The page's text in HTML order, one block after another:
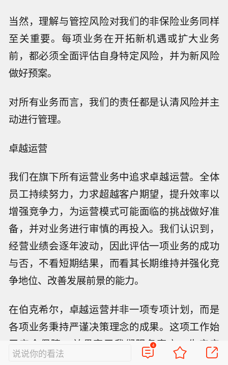
当然，理解与管控风险对我们的非保险业务同样
至关重要。每项业务在开拓新机遇或扩大业务
前，都必须全面评估自身特定风险，并为新风险
做好预案。
对所有业务而言，我们的责任都是认清风险并主
动进行管理。
卓越运营
我们在旗下所有运营业务中追求卓越运营。全体
员工持续努力，力求超越客户期望，提升效率以
增强竞争力，为运营模式可能面临的挑战做好准
备，并对业务进行审慎的再投入。我们认识到，
经营业绩会逐年波动，因此评估一项业务的成功
与否，不看短期结果，而看其长期维持并强化竞
争地位、改善发展前景的能力。
在伯克希尔，卓越运营并非一项专项计划，而是
各项业务秉持严谨决策理念的成果。这项工作始
于安全保障，并贯穿于我们服务客户、生产产
品、参与市场竞争的每一天。
说说你的看法
4